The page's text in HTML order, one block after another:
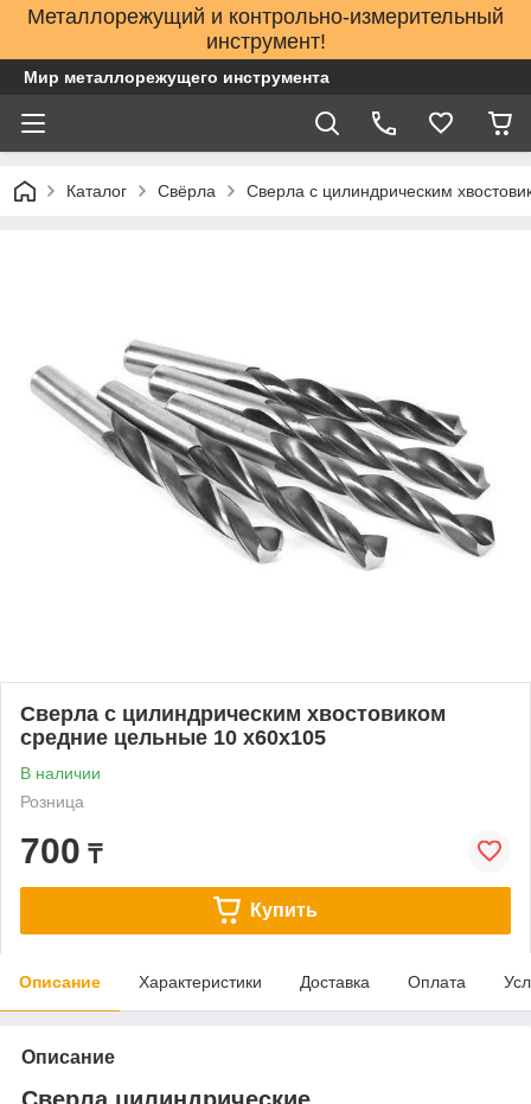
Металлорежущий и контрольно-измерительный
инструмент!
Мир металлорежущего инструмента
Каталог Свёрла Сверла с цилиндрическим
Сверла с цилиндрическим хвостовиком
средние цельные 10 х60х105
В наличии
Розница
700 ₸
Купить
Описание Характеристики Доставка Оплата
Описание